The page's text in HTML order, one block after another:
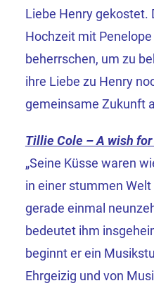
Liebe Henry gekostet.
Hochzeit mit
beherrschen, um zu
ihre Liebe zu Henry
gemeinsame Zukunft
Tillie Cole – A wish for
„Seine Küsse waren
in einer stummen Welt
gerade einmal
bedeutet ihm
beginnt er ein
Ehrgeizig und von